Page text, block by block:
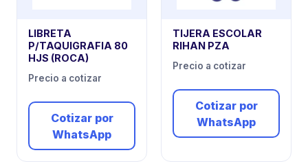
LIBRETA
P/TAQUIGRAFIA 80
HJS (ROCA)
Precio a cotizar
Cotizar por
WhatsApp
TIJERA ESCOLAR
RIHAN PZA
Precio a cotizar
Cotizar por
WhatsApp